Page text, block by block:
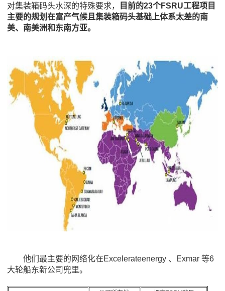
对集装箱码头水深的特殊要求，
目前的23个FSRU工程项目
主要的规划在富产气候且集装箱码头基础上体系太差的南
美、南美洲和东南方亚。
他们最主要的网络化在Excelerateenergy 、Exmar 等6
大轮船东新公司兜里。